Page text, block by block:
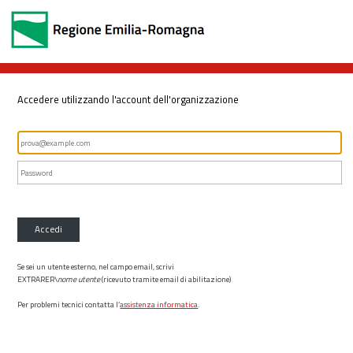
Accedere utilizzando l'account dell'organizzazione
Accedi
Se sei un utente esterno, nel campo email, scrivi
EXTRARER\nome utente(ricevuto tramite email di abilitazione)
Per problemi tecnici contatta l’assistenza informatica.